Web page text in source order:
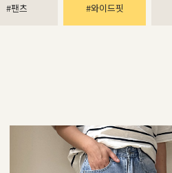
#팬츠 #와이드핏